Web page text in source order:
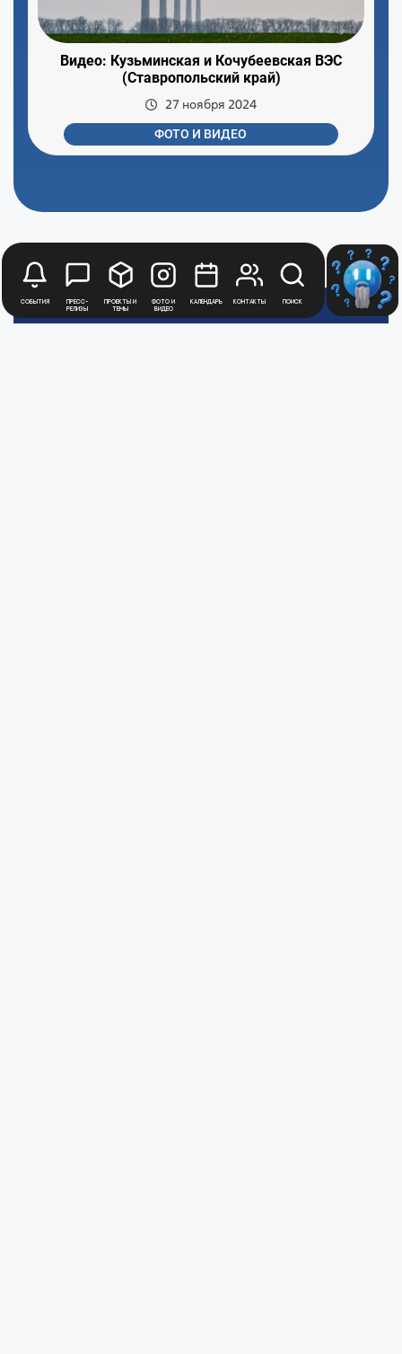
События
Пресс-
релизы
Проекты и
темы
Фото и
видео
Календарь Контакты Поиск
Видео: Кузьминская и Кочубеевская ВЭС
(Ставропольский край)
27 ноября 2024
ФОТО И ВИДЕО